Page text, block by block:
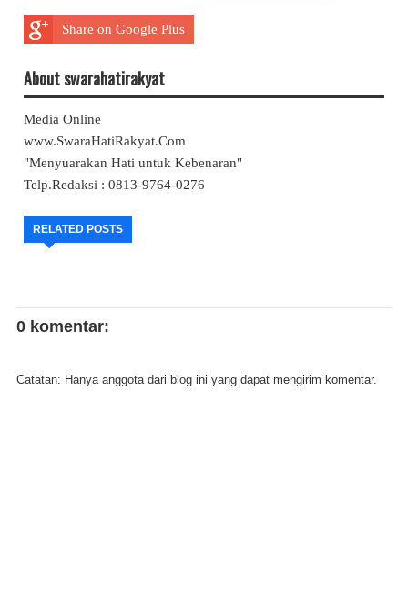
Share on Google Plus
About swarahatirakyat
Media Online
www.SwaraHatiRakyat.Com
"Menyuarakan Hati untuk Kebenaran"
Telp.Redaksi : 0813-9764-0276
RELATED POSTS
0 komentar:
Catatan: Hanya anggota dari blog ini yang dapat mengirim komentar.